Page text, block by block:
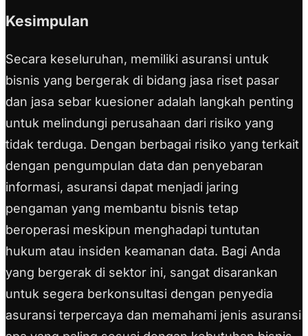
Kesimpulan
Secara keseluruhan, memiliki asuransi untuk
bisnis yang bergerak di bidang jasa riset pasar
dan jasa sebar kuesioner adalah langkah penting
untuk melindungi perusahaan dari risiko yang
tidak terduga. Dengan berbagai risiko yang terkait
dengan pengumpulan data dan penyebaran
informasi, asuransi dapat menjadi jaring
pengaman yang membantu bisnis tetap
beroperasi meskipun menghadapi tuntutan
hukum atau insiden keamanan data. Bagi Anda
yang bergerak di sektor ini, sangat disarankan
untuk segera berkonsultasi dengan penyedia
asuransi terpercaya dan memahami jenis asuransi